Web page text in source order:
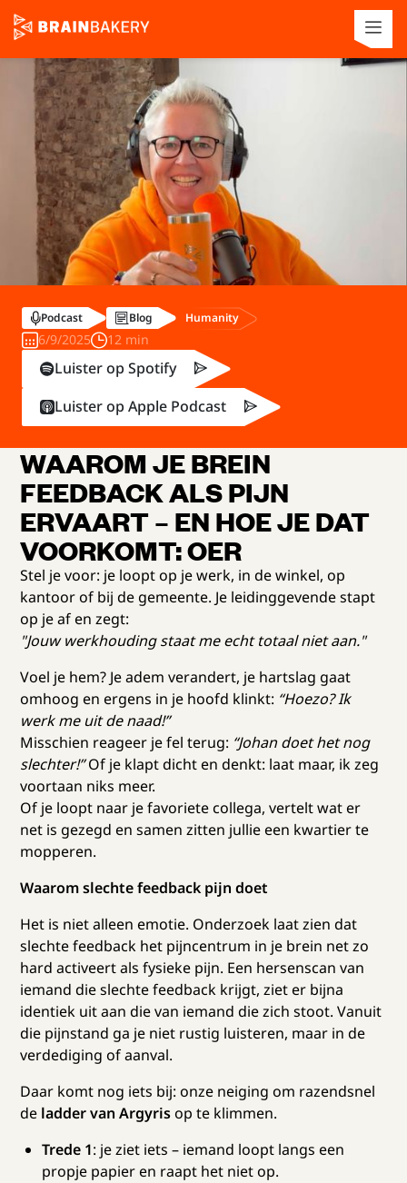
WAAROM JE BREIN
FEEDBACK ALS PIJN
ERVAART – EN HOE JE DAT
VOORKOMT: OER
Stel je voor: je loopt op je werk, in de winkel, op
kantoor of bij de gemeente. Je leidinggevende stapt
op je af en zegt:
"Jouw werkhouding staat me echt totaal niet aan."
Voel je hem? Je adem verandert, je hartslag gaat
omhoog en ergens in je hoofd klinkt: “Hoezo? Ik
werk me uit de naad!”
Misschien reageer je fel terug: “Johan doet het nog
slechter!”Of je klapt dicht en denkt: laat maar, ik zeg
voortaan niks meer.
Of je loopt naar je favoriete collega, vertelt wat er
net is gezegd en samen zitten jullie een kwartier te
mopperen.
Waarom slechte feedback pijn doet
Het is niet alleen emotie. Onderzoek laat zien dat
slechte feedback het pijncentrum in je brein net zo
hard activeert als fysieke pijn. Een hersenscan van
iemand die slechte feedback krijgt, ziet er bijna
identiek uit aan die van iemand die zich stoot. Vanuit
die pijnstand ga je niet rustig luisteren, maar in de
verdediging of aanval.
Daar komt nog iets bij: onze neiging om razendsnel
de ladder van Argyrisop te klimmen.
Trede 1: je ziet iets – iemand loopt langs een
propje papier en raapt het niet op.
Podcast Blog Humanity
6/9/2025 12 min
Luister op Spotify
Luister op Apple Podcast